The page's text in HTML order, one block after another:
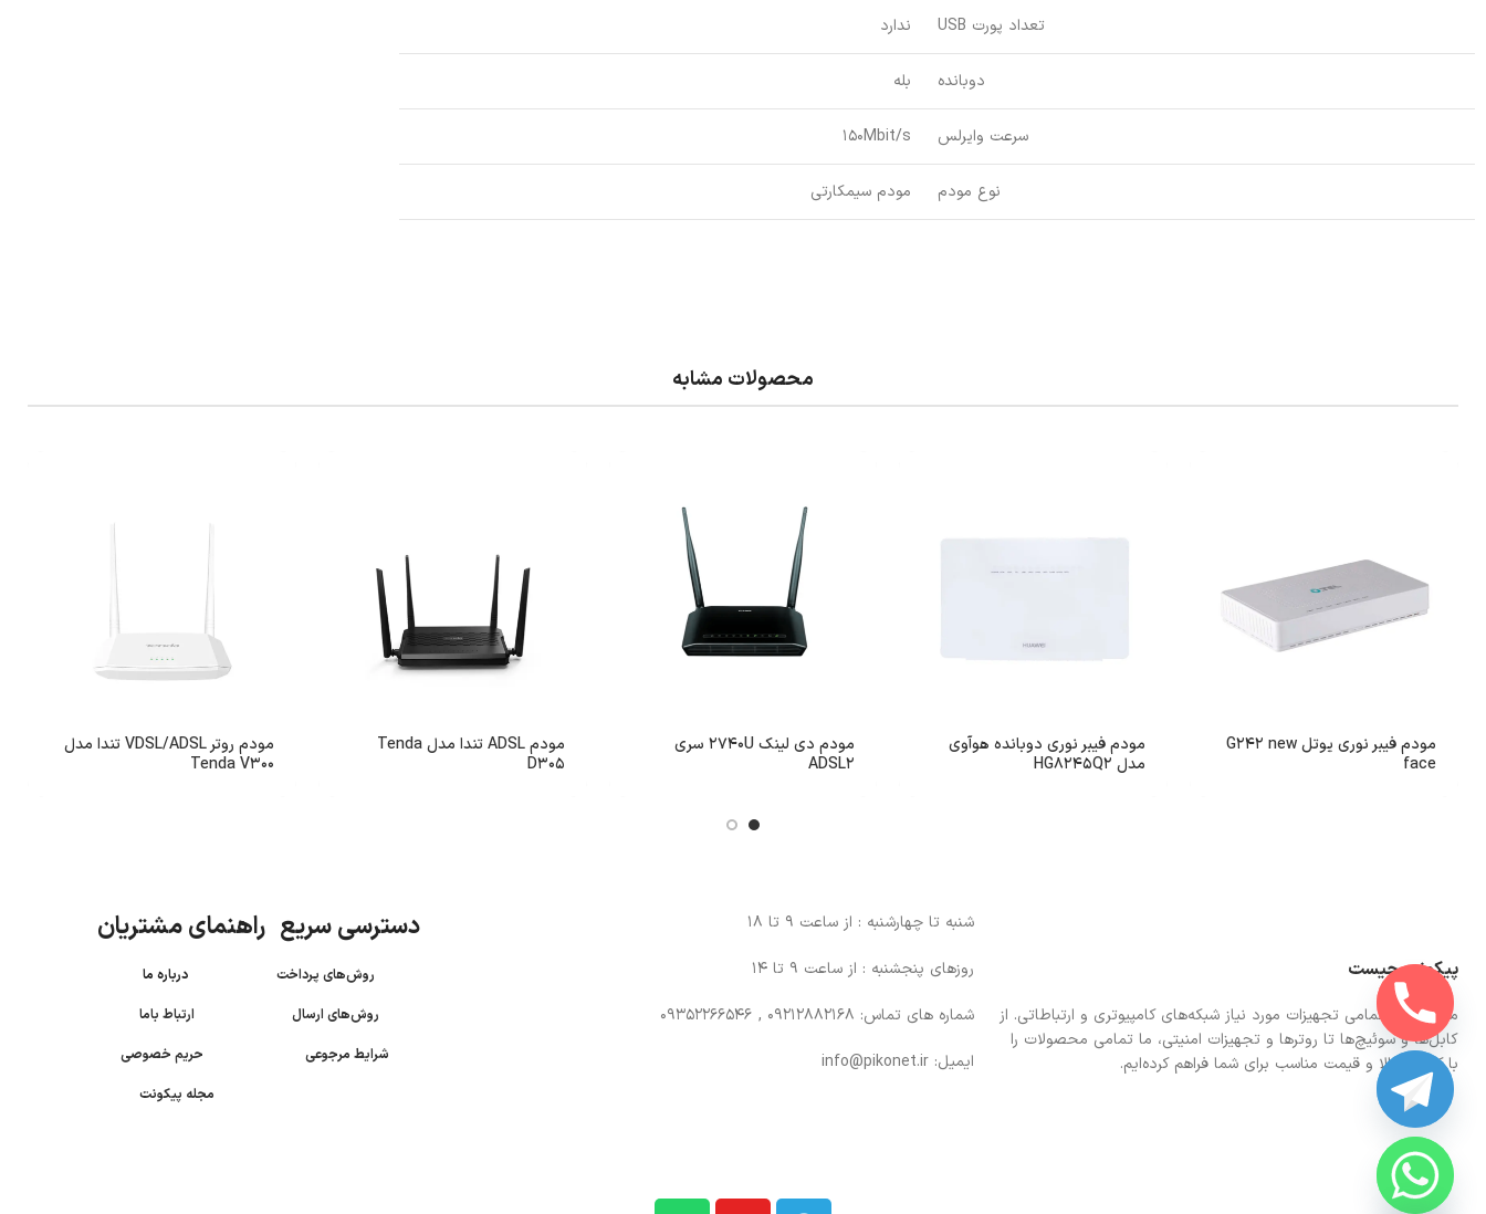
تعداد پورت USB ندارد
دوبانده بله
سرعت وایرلس 150Mbit/s
نوع مودم مودم سیمکارتی
محصولات مشابه
مودم فیبر نوری یوتل G242 new
face
مودم فیبر نوری دوبانده هوآوی
مدل HG8245Q2
مودم دی لینک 2740U سری
ADSL2
مودم ADSL تندا مدل Tenda
D305
مودم روتر VDSL/ADSL تندا مدل
Tenda V300
پیکونت چیست
ما در اینجا تمامی تجهیزات مورد نیاز شبکه‌های کامپیوتری و ارتباطاتی. از
کابل‌ها و سوئیچ‌ها تا روترها و تجهیزات امنیتی، ما تمامی محصولات را
با کیفیت بالا و قیمت مناسب برای شما فراهم کرده‌ایم.
شنبه تا چهارشنبه : از ساعت 9 تا 18
روزهای پنجشنبه : از ساعت 9 تا 14
شماره های تماس: 09212882168 , 09352266546
ایمیل: info@pikonet.ir
دسترسی سریع راهنمای مشتریان
روش‌های پرداختدرباره ما
روش‌های ارسال
ارتباط باما
شرایط مرجوعی
حریم خصوصی
مجله پیکونت
CHATY